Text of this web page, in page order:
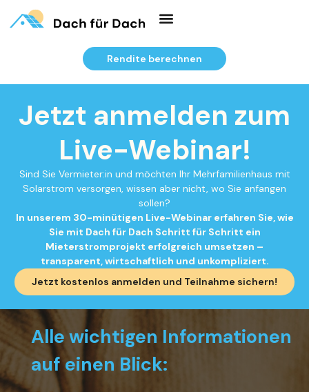
Rendite berechnen
Jetzt anmelden zum
Live-Webinar!
Sind Sie Vermieter:in und möchten Ihr Mehrfamilienhaus mit
Solarstrom versorgen, wissen aber nicht, wo Sie anfangen
sollen?
In unserem 30-minütigen Live-Webinar erfahren Sie, wie
Sie mit Dach für Dach Schritt für Schritt ein
Mieterstromprojekt erfolgreich umsetzen –
transparent, wirtschaftlich und unkompliziert.
Jetzt kostenlos anmelden und Teilnahme sichern!
Alle wichtigen Informationen
auf einen Blick: